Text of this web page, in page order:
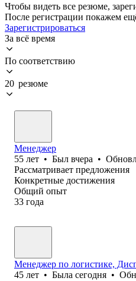
Чтобы видеть все резюме,
После регистрации покажем
Зарегистрироваться
За всё время
По соответствию
20 резюме
Менеджер
55 лет • Был вчера •
Рассматривает предложения
Конкретные достижения
Общий опыт
33 года
Менеджер по логистике,
45 лет • Была сегодня •